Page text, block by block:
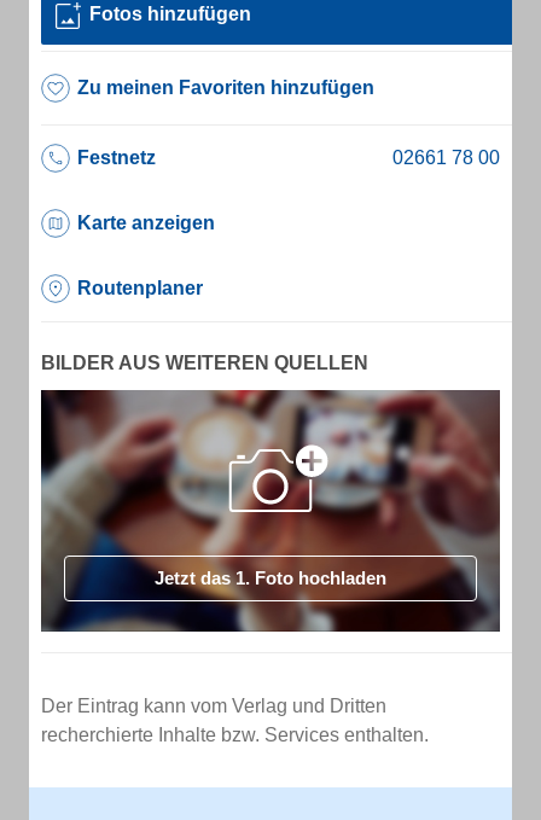
Fotos hinzufügen
Zu meinen Favoriten hinzufügen
Festnetz
Karte anzeigen
Routenplaner
BILDER AUS WEITEREN QUELLEN
Jetzt das 1. Foto hochladen
Der Eintrag kann vom Verlag und Dritten
recherchierte Inhalte bzw. Services enthalten.